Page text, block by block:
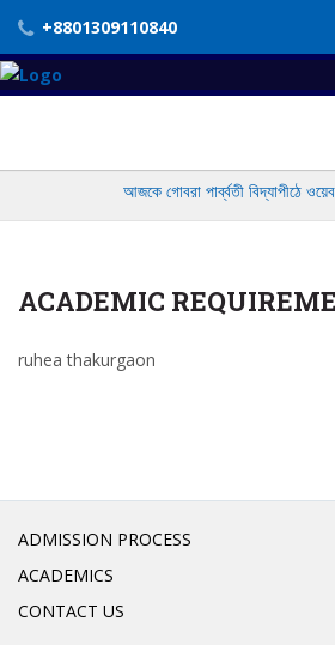
+8801309110840
আজকে গোবরা পার্ব্বতী বিদ্যাপীঠে
ACADEMIC
ruhea thakurgaon
ADMISSION PROCESS
ACADEMICS
CONTACT US